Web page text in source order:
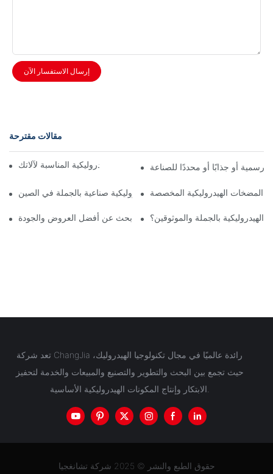
إرسال الاستفسار الآن
مقالات مقترحة
اختيار مضخة التروس الهيدروليكية المناسبة لآلاتك
المضخات الهيدروليكية المخصصة
أفضل المضخات الهيدروليكية للبيع: ابحث عن أفضل العروض والجودة
بالجملة والموثوقين؟
تعد شركة ChangJia رائدة عالميًا في مجال تكنولوجيا الهيدروليك،
حيث تجمع بين البحث والتطوير والتصنيع والمبيعات والخدمة لتحفيز
حقوق الطبع والنشر © 2025 شركة تشانغجيا